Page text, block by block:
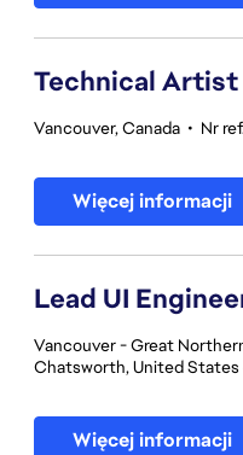
Technical Artist
Vancouver, Canada • Nr
Więcej informacji
Lead UI
Vancouver - Great
Chatsworth, United
Więcej informacji